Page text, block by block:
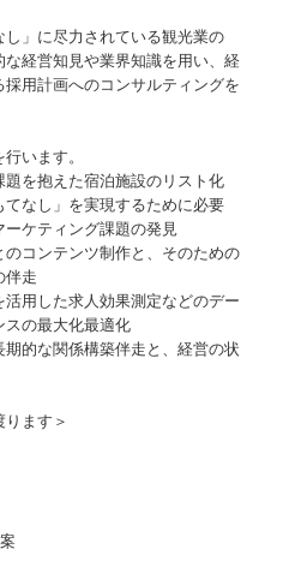
」に尽力されている観光業の
経営知見や業界知識を用い、経
用計画へのコンサルティングを
います。
題を抱えた宿泊施設のリスト化
てなし」を実現するために必要
ケティング課題の発見
のコンテンツ制作と、そのための
伴走
活用した求人効果測定などのデー
スの最大化最適化
期的な関係構築伴走と、経営の状
ります＞